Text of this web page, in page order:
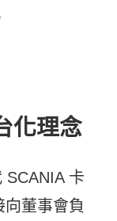
化理念
SCANIA 卡
董事會負